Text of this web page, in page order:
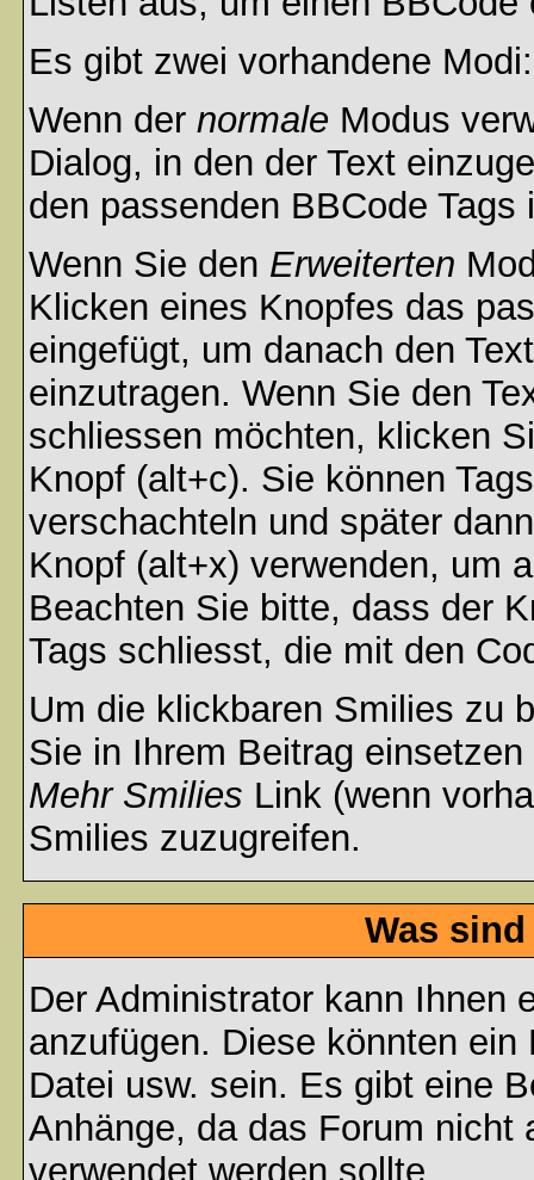
Es gibt zwei vorhandene
Wenn der normale Modus
Dialog, in den der Text
den passenden BBCode
Wenn Sie den Erweiterten
Klicken eines Knopfes das
eingefügt, um danach den
einzutragen. Wenn Sie den
schliessen möchten, klicken
Knopf (alt+c). Sie können
verschachteln und später
Knopf (alt+x) verwenden, um
Beachten Sie bitte, dass der
Tags schliesst, die mit den
Um die klickbaren Smilies zu
Sie in Ihrem Beitrag
Mehr Smilies Link (wenn
Smilies zuzugreifen.
Was
Der Administrator kann Ihnen
anzufügen. Diese könnten
Datei usw. sein. Es gibt eine
Anhänge, da das Forum nicht
verwendet werden sollte.